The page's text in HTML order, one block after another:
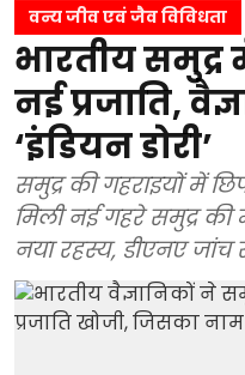
वन्य जीव एवं जैव विविधता
भारतीय
नई प्रजाति,
‘इंडियन डोरी’
समुद्र की गहराइयों में
मिली नई गहरे समुद्र
नया रहस्य, डीएनए जांच